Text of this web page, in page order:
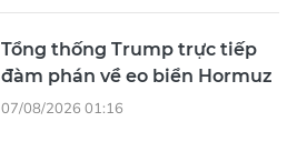
Tổng thống Trump trực tiếp
đàm phán về eo biển Hormuz
07/08/2026 01:16